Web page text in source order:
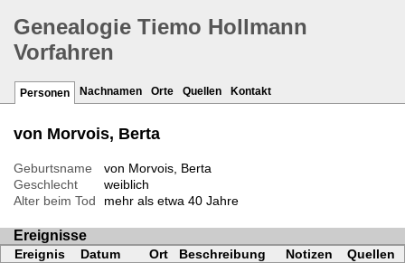
Genealogie Tiemo Hollmann
Vorfahren
Personen Nachnamen Orte Quellen Kontakt
von Morvois, Berta
Geburtsname
von Morvois, Berta
Geschlecht
weiblich
Alter beim Tod
mehr als etwa 40 Jahre
Ereignisse
Ereignis Datum Ort Beschreibung Notizen
Quellen